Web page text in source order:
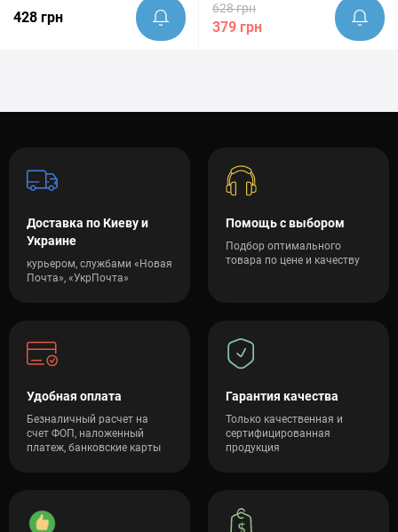
428 грн
628 грн
379 грн
Доставка по Киеву и
Украине
курьером, службами «Новая
Почта», «УкрПочта»
Помощь с выбором
Подбор оптимального
товара по цене и качеству
Удобная оплата
Безналичный расчет на
счет ФОП, наложенный
платеж, банковские карты
Гарантия качества
Только качественная и
сертифицированная
продукция